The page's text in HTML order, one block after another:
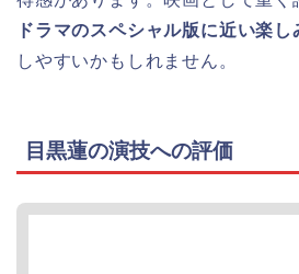
ドラマのスペシャル版に近い楽し
しやすいかもしれません。
目黒蓮の演技への評価